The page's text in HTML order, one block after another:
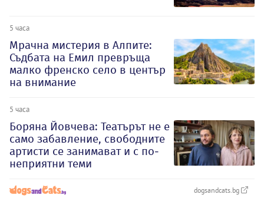
5 часа
Мрачна мистерия в Алпите:
Съдбата на Емил превръща
малко френско село в център
на внимание
5 часа
Боряна Йовчева: Театърът не е
само забавление, свободните
артисти се занимават и с по-
неприятни теми
dogsandcats.bg